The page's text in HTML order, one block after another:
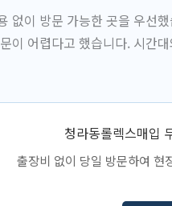
없이 방문 가능한 곳을 우선
이 어렵다고 했습니다. 시간
청라동롤렉스매입
출장비 없이 당일 방문하여 현